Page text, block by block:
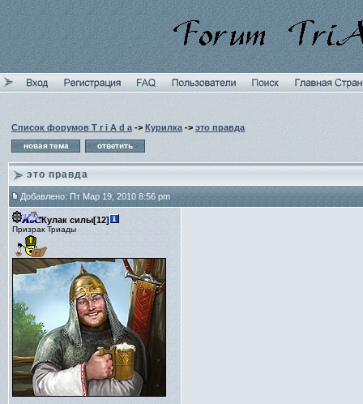
Список форумов T r i A d a -> Курилка -> это правда
это правда
Добавлено: Пт Мар 19, 2010 8:56 pm
Кулак силы[12]
Призрак Триады